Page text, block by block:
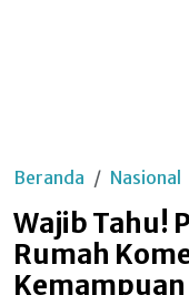
Beranda Nasional
Wajib Tahu!
Rumah